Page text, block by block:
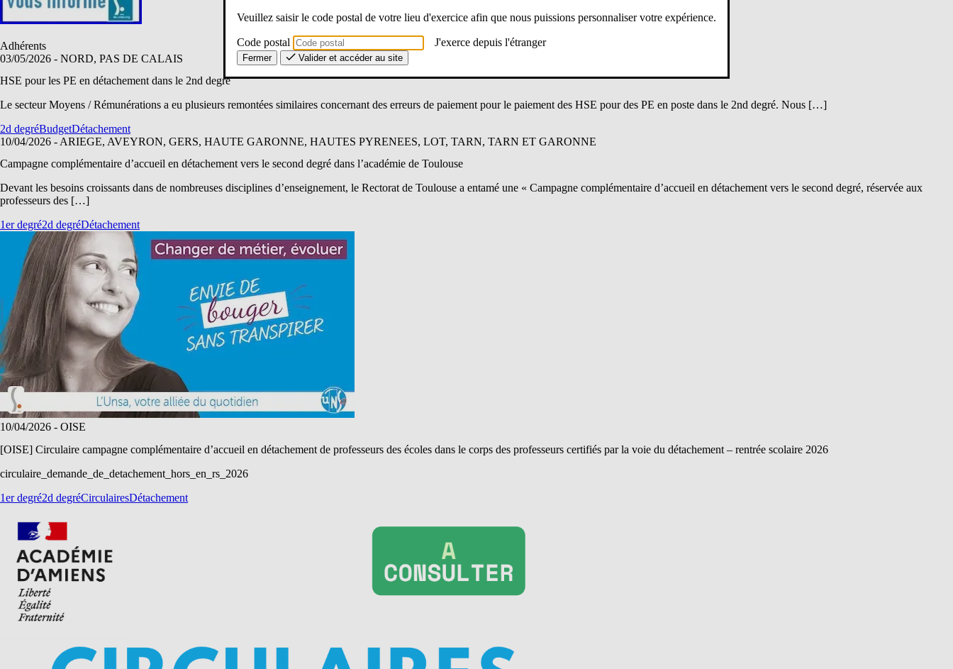
Adhérents
03/05/2026 - NORD, PAS DE CALAIS
HSE pour les PE en détachement dans le 2nd degré
Le secteur Moyens / Rémunérations a eu plusieurs remontées similaires concernant des erreurs de paiement pour le paiement des HSE pour des PE en poste dans le 2nd degré. Nous […]
2d degréBudgetDétachement
10/04/2026 - ARIEGE, AVEYRON, GERS, HAUTE GARONNE, HAUTES PYRENEES, LOT, TARN, TARN ET GARONNE
Campagne complémentaire d’accueil en détachement vers le second degré dans l’académie de Toulouse
Devant les besoins croissants dans de nombreuses disciplines d’enseignement, le Rectorat de Toulouse a entamé une « Campagne complémentaire d’accueil en détachement vers le second degré, réservée aux
professeurs des […]
1er degré2d degréDétachement
10/04/2026 - OISE
[OISE] Circulaire campagne complémentaire d’accueil en détachement de professeurs des écoles dans le corps des professeurs certifiés par la voie du détachement – rentrée scolaire 2026
circulaire_demande_de_detachement_hors_en_rs_2026
1er degré2d degréCirculairesDétachement
Veuillez saisir le code postal de votre lieu d'exercice afin que nous puissions personnaliser votre expérience.
Code postal J'exerce depuis l'étranger
Fermer Valider et accéder au site